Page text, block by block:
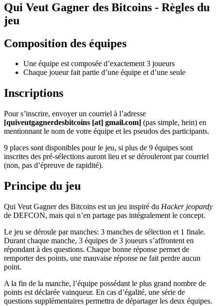
Qui Veut Gagner des Bitcoins - Règles du
jeu
Composition des équipes
Une équipe est composée d’exactement 3 joueurs
Chaque joueur fait partie d’une équipe et d’une seule
Inscriptions
Pour s’inscrire, envoyer un courriel à l’adresse
[quiveutgagnerdesbitcoins [at] gmail.com] (pas simple, hein) en
mentionnant le nom de votre équipe et les pseudos des participants.
9 places sont disponibles pour le jeu, si plus de 9 équipes sont
inscrites des pré-sélections auront lieu et se dérouleront par courriel
(non, pas d’épreuve de rapidité).
Principe du jeu
Qui Veut Gagner des Bitcoins est un jeu inspiré du Hacker jeopardy
de DEFCON, mais qui n’en partage pas intégralement le concept.
Le jeu se déroule par manches: 3 manches de sélection et 1 finale.
Durant chaque manche, 3 équipes de 3 joueurs s’affrontent en
répondant à des questions. Chaque bonne réponse permet de
remporter des points, une mauvaise réponse ne fait perdre aucun
point.
A la fin de la manche, l’équipe possédant le plus grand nombre de
points est déclarée vainqueur. En cas d’égalité, une série de
questions supplémentaires permettra de départager les deux équipes.